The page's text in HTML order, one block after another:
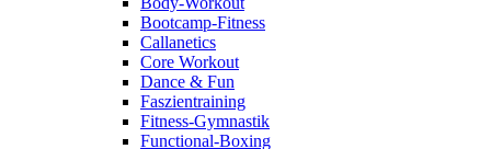
Bootcamp-Fitness
Callanetics
Core Workout
Dance & Fun
Faszientraining
Fitness-Gymnastik
Functional-Boxing